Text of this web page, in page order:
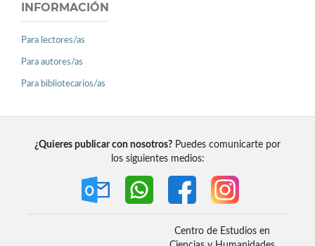
INFORMACIÓN
Para lectores/as
Para autores/as
Para bibliotecarios/as
¿Quieres publicar con nosotros? Puedes comunicarte por
los siguientes medios:
Centro de Estudios en